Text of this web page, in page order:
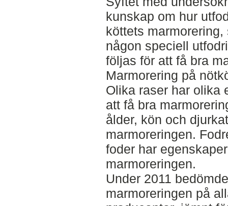
kunskap om hur
köttets
någon speciell
följas för att få bra
Marmorering på
Olika raser har olika
att få bra
ålder, kön och
marmoreringen.
foder har
marmoreringen.
Under 2011
marmoreringen på